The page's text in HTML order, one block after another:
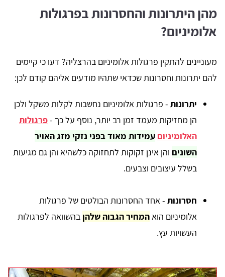
מהן היתרונות והחסרונות בפרגולות
אלומיניום?
מעוניינים להתקין פרגולות אלומיניום בהרצליה? דעו כי קיימים
להם יתרונות וחסרונות שכדאי שתהיו מודעים אליהם קודם לכן:
יתרונות - פרגולות אלומיניום נחשבות לקלות משקל ולכן
הן מחזיקות מעמד זמן רב יותר, נוסף על כך -פרגולות
האלומיניום עמידות מאוד בפני נזקי מזג האויר
השונים והן אינן זקוקות לתחזוקה כלשהיא והן גם מגיעות
בשלל עיצובים וצבעים.
חסרונות - אחד החסרונות הבולטים של פרגולות
אלומיניום הואהמחיר הגבוה שלהן בהשוואה לפרגולות
העשויות עץ.